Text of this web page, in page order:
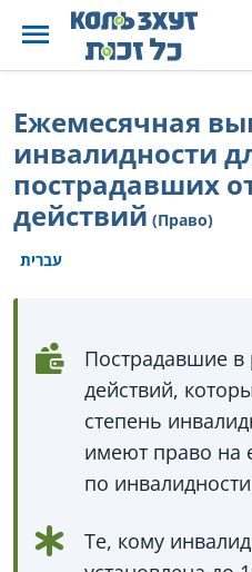
Ежемесячная
инвалидности
пострадавших
действий (Право)
עברית
Пострадавшие в
действий,
степень
имеют право на
по инвалидности
Те, кому